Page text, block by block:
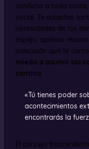
conflicto a toda
social. Te adaptas
necesidades de los
espejo, apenas
indecisión que te
miedo a asumir las
camino.
«Tú tienes poder
acontecimientos
encontrarás la
El consejo